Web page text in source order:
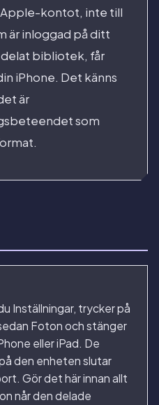
kontot, inte till
är inloggad på ditt
bibliotek, får
iPhone. Det känns
är
som
Inställningar, trycker på
Foton och stänger
eller iPad. De
den enheten slutar
Gör det här innan allt
når den delade